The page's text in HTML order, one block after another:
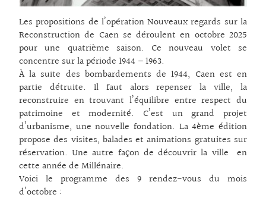
Les propositions de l’opération Nouveaux regards sur la
Reconstruction de Caen se déroulent en octobre 2025
pour une quatrième saison. Ce nouveau volet se
concentre sur la période 1944 – 1963.
À la suite des bombardements de 1944, Caen est en
partie détruite. Il faut alors repenser la ville, la
reconstruire en trouvant l’équilibre entre respect du
patrimoine et modernité. C’est un grand projet
d’urbanisme, une nouvelle fondation. La 4ème édition
propose des visites, balades et animations gratuites sur
réservation. Une autre façon de découvrir la ville en
cette année de Millénaire.
Voici le programme des 9 rendez-vous du mois
d’octobre :